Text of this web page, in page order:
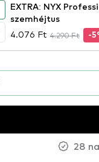
EXTRA: NYX
szemhéjtus
4.076 Ft 4.290 Ft -
28